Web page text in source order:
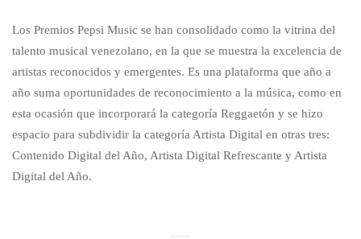
Los Premios Pepsi Music se han consolidado como la vitrina del
talento musical venezolano, en la que se muestra la excelencia de
artistas reconocidos y emergentes. Es una plataforma que año a
año suma oportunidades de reconocimiento a la música, como en
esta ocasión que incorporará la categoría Reggaetón y se hizo
espacio para subdividir la categoría Artista Digital en otras tres:
Contenido Digital del Año, Artista Digital Refrescante y Artista
Digital del Año.